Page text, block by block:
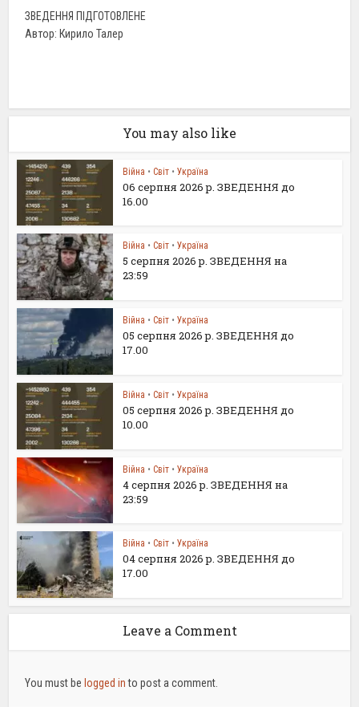
ЗВЕДЕННЯ ПІДГОТОВЛЕНЕ
Автор: Кирило Талер
You may also like
Війна • Світ • Україна
06 серпня 2026 р. ЗВЕДЕННЯ до
16.00
Війна • Світ • Україна
5 серпня 2026 р. ЗВЕДЕННЯ на
23:59
Війна • Світ • Україна
05 серпня 2026 р. ЗВЕДЕННЯ до
17.00
Війна • Світ • Україна
05 серпня 2026 р. ЗВЕДЕННЯ до
10.00
Війна • Світ • Україна
4 серпня 2026 р. ЗВЕДЕННЯ на
23:59
Війна • Світ • Україна
04 серпня 2026 р. ЗВЕДЕННЯ до
17.00
Leave a Comment
You must be logged into post a comment.